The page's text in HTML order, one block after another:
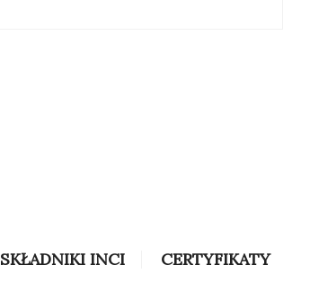
SKŁADNIKI INCI CERTYFIKATY